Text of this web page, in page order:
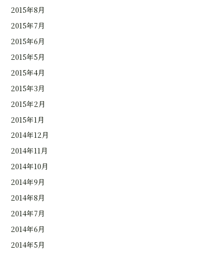
2015年8月
2015年7月
2015年6月
2015年5月
2015年4月
2015年3月
2015年2月
2015年1月
2014年12月
2014年11月
2014年10月
2014年9月
2014年8月
2014年7月
2014年6月
2014年5月